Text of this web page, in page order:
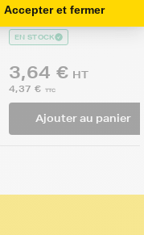
avis
EN STOCK
3,64 € HT
4,37 € TTC
Ajouter au panier